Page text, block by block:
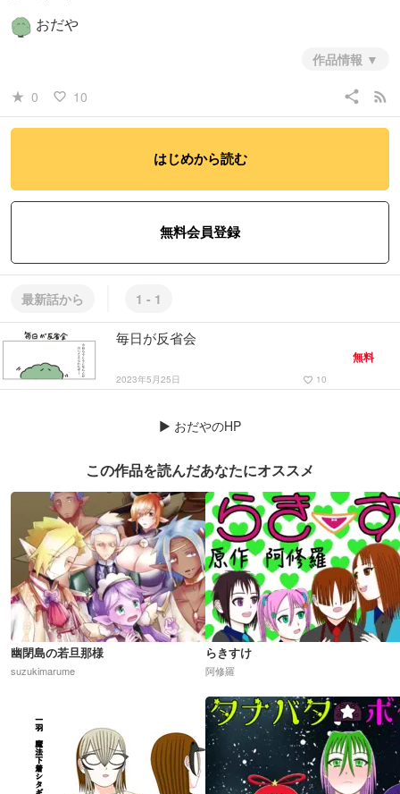
おだや
作品情報
star_rate 0 favorite_border 10 share rss_feed
はじめから読む
無料会員登録
最新話から 1 - 1
毎日が反省会
2023年5月25日 favorite_border 10
無料
▶ おだやのHP
この作品を読んだあなたにオススメ
幽閉島の若旦那様
suzukimarume
らきすけ
阿修羅